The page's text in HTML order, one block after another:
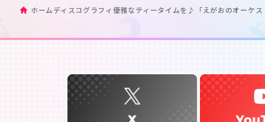
ホームディスコグラフィ優雅なティータイムを♪「えがおのオーケ